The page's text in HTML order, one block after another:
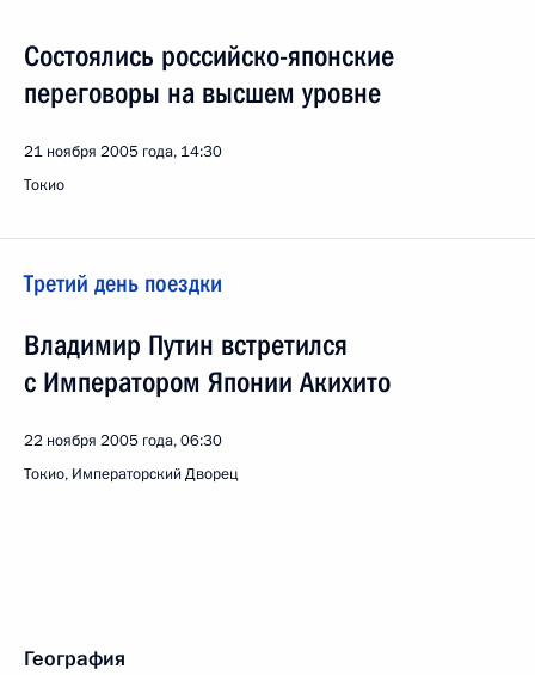
Состоялись российско-японские
переговоры на высшем уровне
21 ноября 2005 года, 14:30
Токио
Третий день поездки
Владимир Путин встретился
с Императором Японии Акихито
22 ноября 2005 года, 06:30
Токио, Императорский Дворец
География